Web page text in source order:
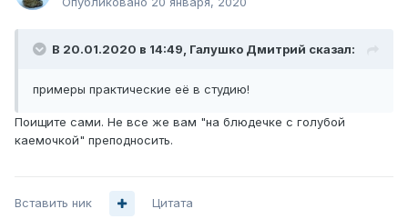
В 20.01.2020 в 14:49, Галушко Дмитрий сказал:
примеры практические её в студию!
Поищите сами. Не все же вам "на блюдечке с голубой
каемочкой" преподносить.
Вставить ник Цитата